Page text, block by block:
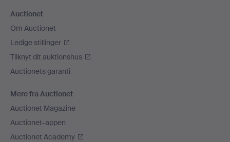
Auctionet
Om Auctionet
Ledige stillinger
Tilknyt dit auktionshus
Auctionets garanti
Mere fra Auctionet
Auctionet Magazine
Auctionet-appen
Auctionet Academy